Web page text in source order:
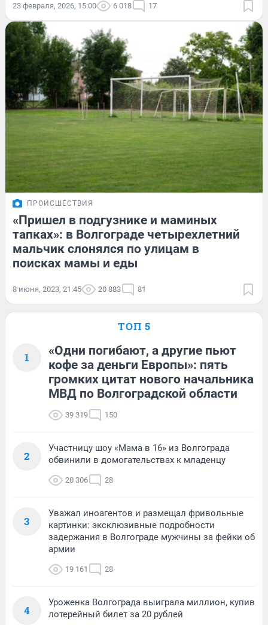
23 февраля, 2026, 15:00 6 018 17
ПРОИСШЕСТВИЯ
«Пришел в подгузнике и маминых
тапках»: в Волгограде четырехлетний
мальчик слонялся по улицам в
поисках мамы и еды
8 июня, 2023, 21:45 20 883 81
ТОП 5
1
«Одни погибают, а другие пьют
кофе за деньги Европы»: пять
громких цитат нового начальника
МВД по Волгоградской области
39 319 150
2
Участницу шоу «Мама в 16» из Волгограда
обвинили в домогательствах к младенцу
20 306 28
3
Уважал иноагентов и размещал фривольные
картинки: эксклюзивные подробности
задержания в Волгограде мужчины за фейки об
армии
19 161 28
4
Уроженка Волгограда выиграла миллион, купив
лотерейный билет за 20 рублей